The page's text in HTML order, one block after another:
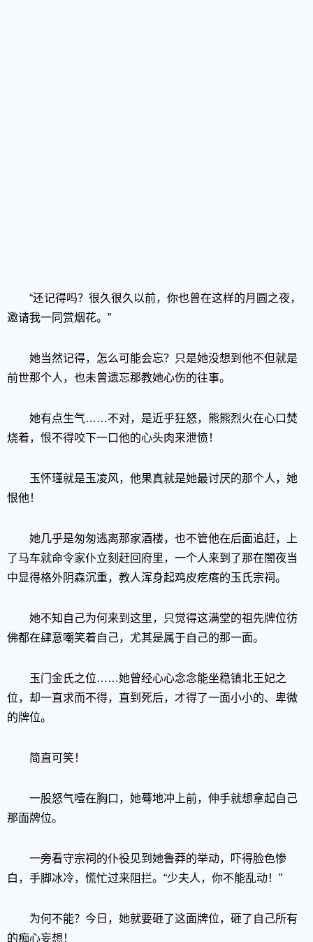
“还记得吗？很久很久以前，你也曾在这样的月圆之夜，
邀请我一同赏烟花。”
她当然记得，怎么可能会忘？只是她没想到他不但就是
前世那个人，也未曾遗忘那教她心伤的往事。
她有点生气……不对，是近乎狂怒，熊熊烈火在心口焚
烧着，恨不得咬下一口他的心头肉来泄愤！
玉怀瑾就是玉凌风，他果真就是她最讨厌的那个人，她
恨他！
她几乎是匆匆逃离那家酒楼，也不管他在后面追赶，上
了马车就命令家仆立刻赶回府里，一个人来到了那在闇夜当
中显得格外阴森沉重，教人浑身起鸡皮疙瘩的玉氏宗祠。
她不知自己为何来到这里，只觉得这满堂的祖先牌位彷
佛都在肆意嘲笑着自己，尤其是属于自己的那一面。
玉门金氏之位……她曾经心心念念能坐稳镇北王妃之
位，却一直求而不得，直到死后，才得了一面小小的、卑微
的牌位。
简直可笑！
一股怒气噎在胸口，她蓦地冲上前，伸手就想拿起自己
那面牌位。
一旁看守宗祠的仆役见到她鲁莽的举动，吓得脸色惨
白，手脚冰冷，慌忙过来阻拦。“少夫人，你不能乱动！”
为何不能？今日，她就要砸了这面牌位，砸了自己所有
的痴心妄想！